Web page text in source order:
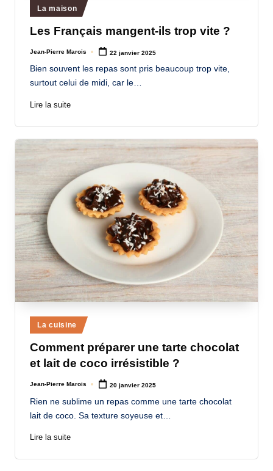
Posted
in
La maison
Les Français mangent-ils trop vite ?
Posted
Jean-Pierre Marois 22 janvier 2025
Bien souvent les repas sont pris beaucoup trop vite,
surtout celui de midi, car le…
Lire la suite
Posted
in
La cuisine
Comment préparer une tarte chocolat
et lait de coco irrésistible ?
Posted
Jean-Pierre Marois 20 janvier 2025
Rien ne sublime un repas comme une tarte chocolat
lait de coco. Sa texture soyeuse et…
Lire la suite